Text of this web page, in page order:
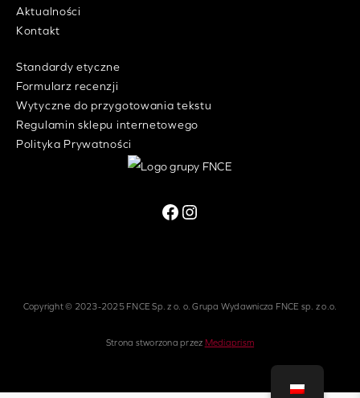
Aktualności
Kontakt
Standardy etyczne
Formularz recenzji
Wytyczne do przygotowania tekstu
Regulamin sklepu internetowego
Polityka Prywatności
Facebook
Instagram
Copyright © 2023-2025 FNCE Sp. z o. o. Grupa Wydawnicza FNCE sp. z o.o.
Strona stworzona przez Mediaprism